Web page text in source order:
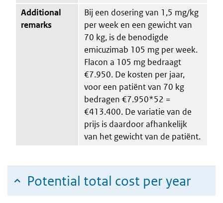
Additional
remarks
Bij een dosering van 1,5 mg/kg
per week en een gewicht van
70 kg, is de benodigde
emicuzimab 105 mg per week.
Flacon a 105 mg bedraagt
€7.950. De kosten per jaar,
voor een patiënt van 70 kg
bedragen €7.950*52 =
€413.400. De variatie van de
prijs is daardoor afhankelijk
van het gewicht van de patiënt.
Potential total cost per year